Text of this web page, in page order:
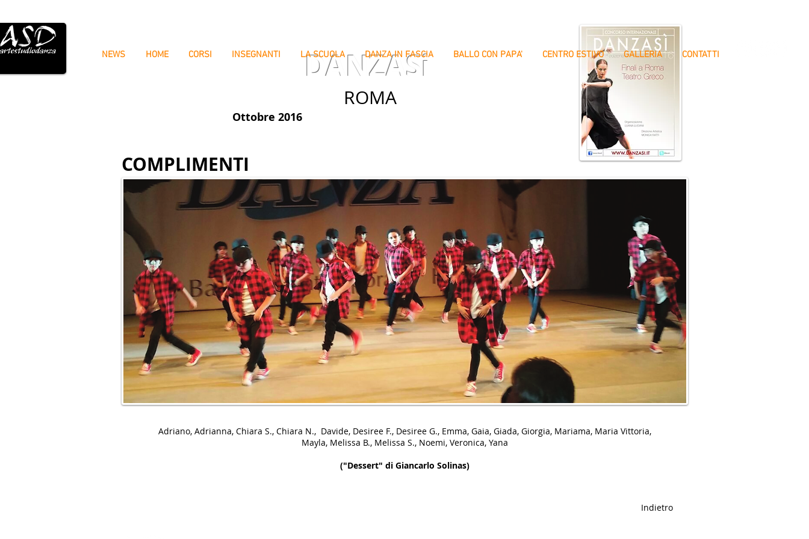
NEWS HOME CORSI INSEGNANTI LA SCUOLA DANZA IN FASCIA BALLO CON PAPA' CENTRO ESTIVO GALLERIA CONTATTI
Ottobre 2016
COMPLIMENTI
DANZASi
ROMA
Adriano, Adrianna, Chiara S., Chiara N., Davide, Desiree F., Desiree G., Emma, Gaia, Giada, Giorgia, Mariama, Maria Vittoria,
Mayla, Melissa B., Melissa S., Noemi, Veronica, Yana
("Dessert" di Giancarlo Solinas)
Indietro